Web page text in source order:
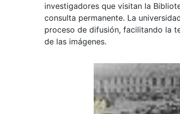
investigadores que visitan la
consulta permanente. La
proceso de difusión, facilitando la
de las imágenes.